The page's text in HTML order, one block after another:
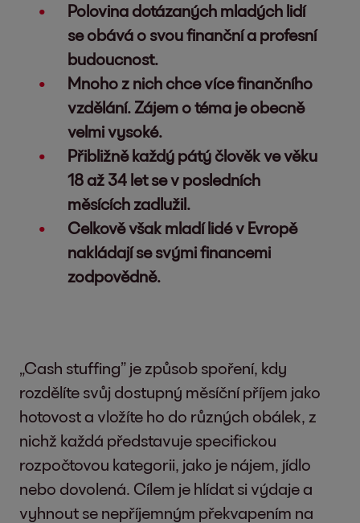
Polovina dotázaných mladých lidí
se obává o svou finanční a profesní
budoucnost.
Mnoho z nich chce více finančního
vzdělání. Zájem o téma je obecně
velmi vysoké.
Přibližně každý pátý člověk ve věku
18 až 34 let se v posledních
měsících zadlužil.
Celkově však mladí lidé v Evropě
nakládají se svými financemi
zodpovědně.
„Cash stuffing” je způsob spoření, kdy
rozdělíte svůj dostupný měsíční příjem jako
hotovost a vložíte ho do různých obálek, z
nichž každá představuje specifickou
rozpočtovou kategorii, jako je nájem, jídlo
nebo dovolená. Cílem je hlídat si výdaje a
vyhnout se nepříjemným překvapením na